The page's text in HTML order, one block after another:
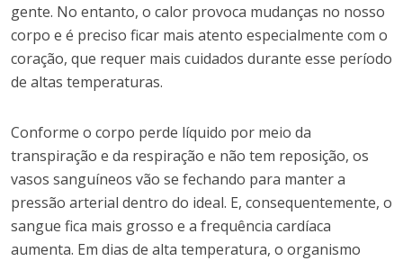
gente. No entanto, o calor provoca mudanças no nosso
corpo e é preciso ficar mais atento especialmente com o
coração, que requer mais cuidados durante esse período
de altas temperaturas.
Conforme o corpo perde líquido por meio da
transpiração e da respiração e não tem reposição, os
vasos sanguíneos vão se fechando para manter a
pressão arterial dentro do ideal. E, consequentemente, o
sangue fica mais grosso e a frequência cardíaca
aumenta. Em dias de alta temperatura, o organismo